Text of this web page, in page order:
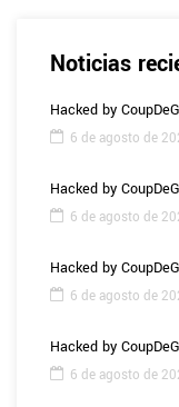
Noticias
Hacked by
6 de agosto de
Hacked by
6 de agosto de
Hacked by
6 de agosto de
Hacked by
6 de agosto de